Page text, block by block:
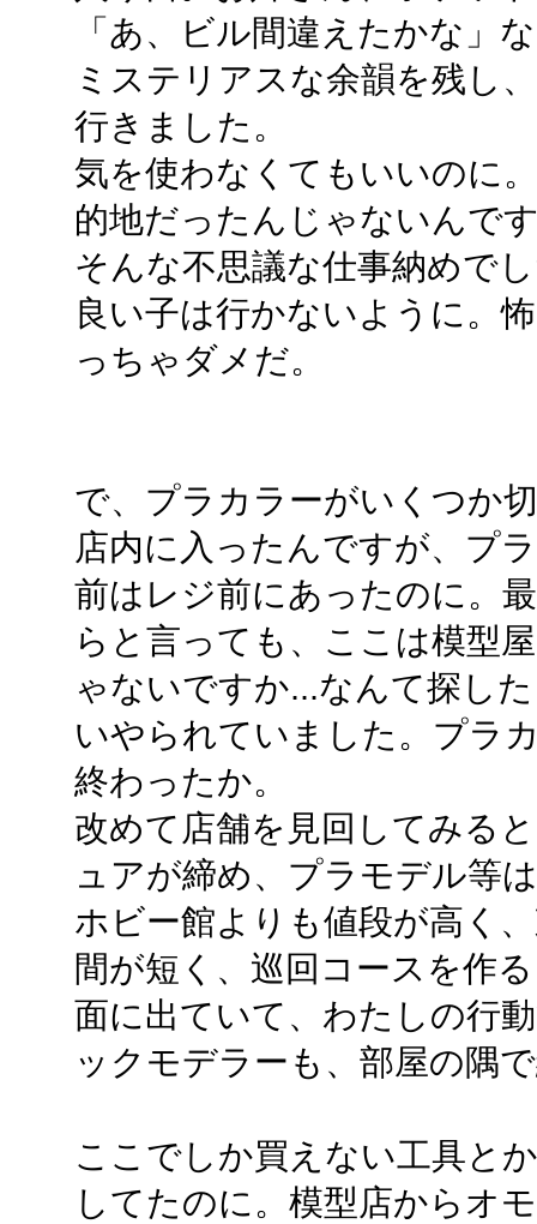
「あ、ビル間違えたかな」
ミステリアスな余韻を残し
行きました。
気を使わなくてもいいのに
的地だったんじゃないんで
そんな不思議な仕事納めで
良い子は行かないように。
っちゃダメだ。
で、プラカラーがいくつか
店内に入ったんですが、プ
前はレジ前にあったのに。
らと言っても、ここは模型
ゃないですか...なんて探し
いやられていました。プラ
終わったか。
改めて店舗を見回してみる
ュアが締め、プラモデル等
ホビー館よりも値段が高く
間が短く、巡回コースを作
面に出ていて、わたしの行
ックモデラーも、部屋の隅
ここでしか買えない工具と
してたのに。模型店からオ